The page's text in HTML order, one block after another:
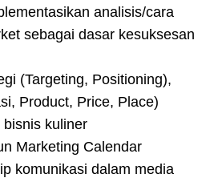
analisis/cara
sebagai dasar kesuksesan
(Targeting, Positioning),
Product, Price, Place)
kuliner
Marketing Calendar
komunikasi dalam media